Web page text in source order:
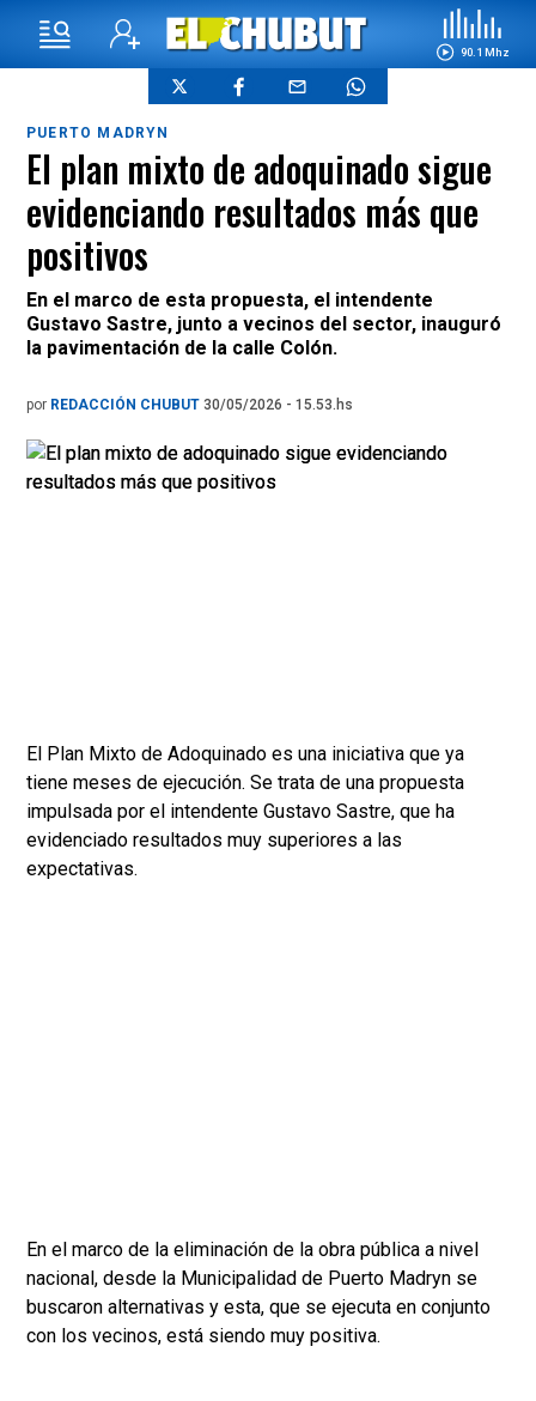
90.1 Mhz
PUERTO MADRYN
El plan mixto de adoquinado sigue
evidenciando resultados más que
positivos
En el marco de esta propuesta, el intendente
Gustavo Sastre, junto a vecinos del sector, inauguró
la pavimentación de la calle Colón.
por REDACCIÓN CHUBUT 30/05/2026 - 15.53.hs
El Plan Mixto de Adoquinado es una iniciativa que ya
tiene meses de ejecución. Se trata de una propuesta
impulsada por el intendente Gustavo Sastre, que ha
evidenciado resultados muy superiores a las
expectativas.
En el marco de la eliminación de la obra pública a nivel
nacional, desde la Municipalidad de Puerto Madryn se
buscaron alternativas y esta, que se ejecuta en conjunto
con los vecinos, está siendo muy positiva.